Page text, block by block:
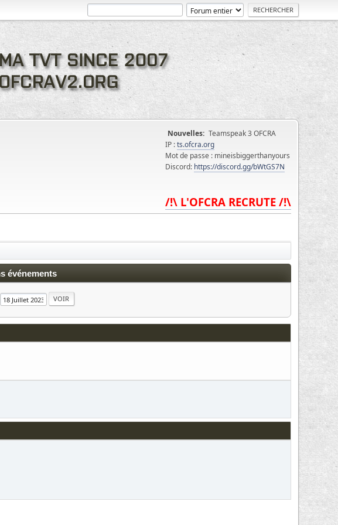
Nouvelles: Teamspeak 3 OFCRA
IP :ts.ofcra.org
Mot de passe : mineisbiggerthanyours
Discord: https://discord.gg/bWtGS7N
/!\ L'OFCRA RECRUTE /!\
événements